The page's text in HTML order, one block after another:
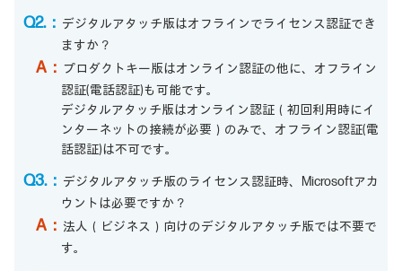
Q2.： デジタルアタッチ版はオフラインでライセンス認証でき
ますか？
A： プロダクトキー版はオンライン認証の他に、オフライン
認証(電話認証)も可能です。
デジタルアタッチ版はオンライン認証（初回利用時にイ
ンターネットの接続が必要）のみで、オフライン認証(電
話認証)は不可です。
Q3.： デジタルアタッチ版のライセンス認証時、Microsoftアカ
ウントは必要ですか？
A： 法人（ビジネス）向けのデジタルアタッチ版では不要で
す。